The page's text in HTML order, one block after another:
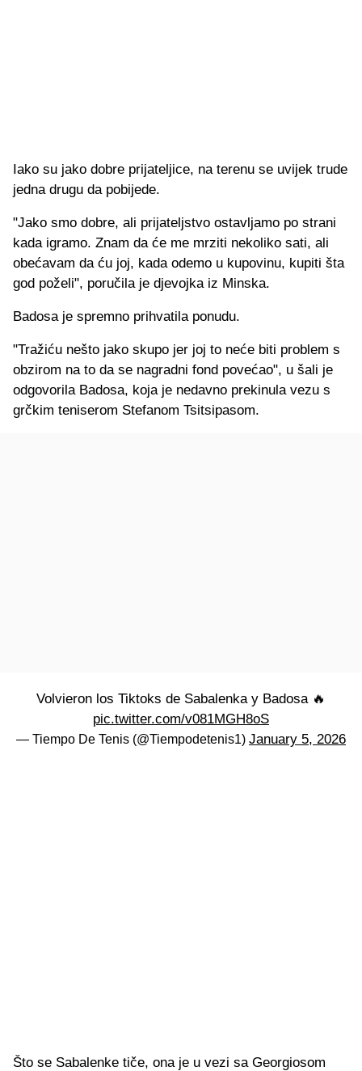
Iako su jako dobre prijateljice, na terenu se uvijek trude
jedna drugu da pobijede.
"Jako smo dobre, ali prijateljstvo ostavljamo po strani
kada igramo. Znam da će me mrziti nekoliko sati, ali
obećavam da ću joj, kada odemo u kupovinu, kupiti šta
god poželi", poručila je djevojka iz Minska.
Badosa je spremno prihvatila ponudu.
"Tražiću nešto jako skupo jer joj to neće biti problem s
obzirom na to da se nagradni fond povećao", u šali je
odgovorila Badosa, koja je nedavno prekinula vezu s
grčkim teniserom Stefanom Tsitsipasom.
Volvieron los Tiktoks de Sabalenka y Badosa 🔥
pic.twitter.com/v081MGH8oS
— Tiempo De Tenis (@Tiempodetenis1) January 5, 2026
Što se Sabalenke tiče, ona je u vezi sa Georgiosom